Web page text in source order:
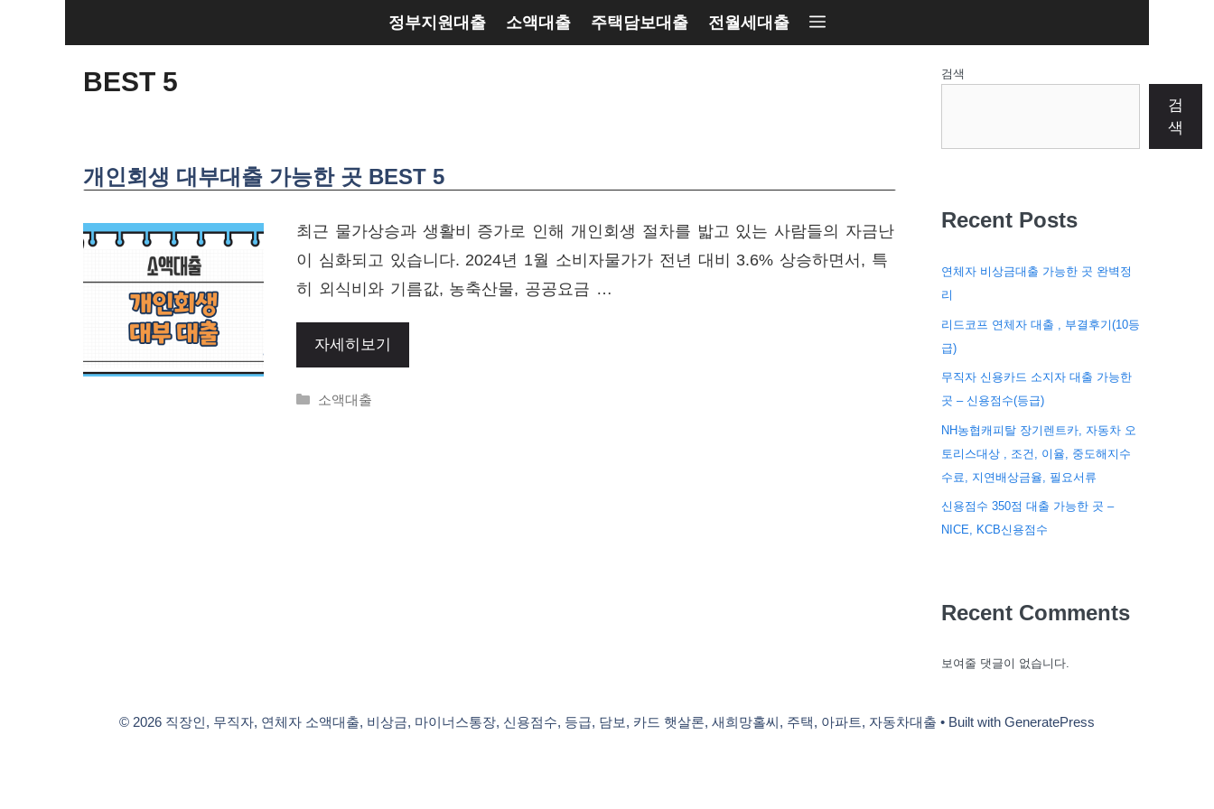
정부지원대출 소액대출 주택담보대출 전월세대출
BEST 5
개인회생 대부대출 가능한 곳 BEST 5
최근 물가상승과 생활비 증가로 인해 개인회생 절차를 밟고 있는 사람들의 자금난
이 심화되고 있습니다. 2024년 1월 소비자물가가 전년 대비 3.6% 상승하면서, 특
히 외식비와 기름값, 농축산물, 공공요금 …
자세히보기
Categories
소액대출
검색
검
색
Recent Posts
연체자 비상금대출 가능한 곳 완벽정
리
리드코프 연체자 대출 , 부결후기(10등
급)
무직자 신용카드 소지자 대출 가능한
곳 – 신용점수(등급)
NH농협캐피탈 장기렌트카, 자동차 오
토리스대상 , 조건, 이율, 중도해지수
수료, 지연배상금율, 필요서류
신용점수 350점 대출 가능한 곳 –
NICE, KCB신용점수
Recent Comments
보여줄 댓글이 없습니다.
© 2026 직장인, 무직자, 연체자 소액대출, 비상금, 마이너스통장, 신용점수, 등급, 담보, 카드 햇살론, 새희망홀씨, 주택, 아파트, 자동차대출 • Built with GeneratePress